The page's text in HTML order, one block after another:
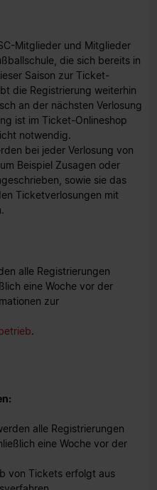
Mitglieder und Mitglieder
die sich bereits in
Saison zur Ticket-
die Registrierung weiterhin
an der nächsten Verlosung
ist im Ticket-Onlineshop
notwendig.
bei jeder Verlosung von
Beispiel Zusagen oder
sowie sie das
Ticketverlosungen mit
alle Registrierungen
eine Woche vor der
zur
.
alle Registrierungen
eine Woche vor der
von Tickets erfolgt aus